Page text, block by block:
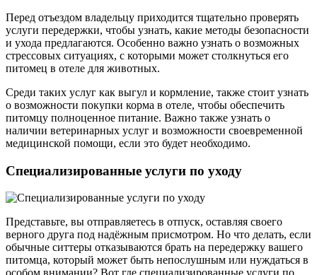
Перед отъездом владельцу приходится тщательно проверять
услуги передержки, чтобы узнать, какие методы безопасности
и ухода предлагаются. Особенно важно узнать о возможных
стрессовых ситуациях, с которыми может столкнуться его
питомец в отеле для животных.
Среди таких услуг как выгул и кормление, также стоит узнать
о возможности покупки корма в отеле, чтобы обеспечить
питомцу полноценное питание. Важно также узнать о
наличии ветеринарных услуг и возможности своевременной
медицинской помощи, если это будет необходимо.
Специализированные услуги по уходу
Представьте, вы отправляетесь в отпуск, оставляя своего
верного друга под надёжным присмотром. Но что делать, если
обычные ситтеры отказываются брать на передержку вашего
питомца, который может быть непослушным или нуждаться в